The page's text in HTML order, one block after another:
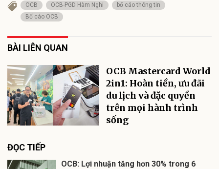
OCB OCB-PGD Hàm Nghi
bố cáo thông tin
Bố cáo OCB
BÀI LIÊN QUAN
OCB Mastercard World
2in1: Hoàn tiền, ưu đãi
du lịch và đặc quyền
trên mọi hành trình
sống
ĐỌC TIẾP
OCB: Lợi nhuận tăng hơn 30% trong 6